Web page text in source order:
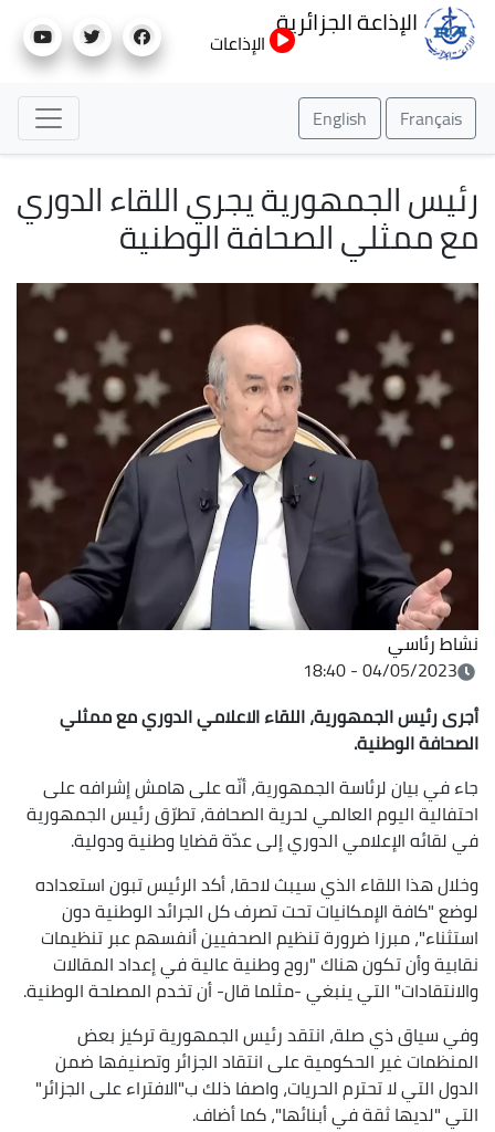
إلى
الإذاعة الجزائرية
الإذاعات
Français
English
رئيس الجمهورية يجري اللقاء الدوري
مع ممثلي الصحافة الوطنية
نشاط رئاسي
04/05/2023 - 18:40
أجرى رئيس الجمهورية، اللقاء الاعلامي الدوري مع ممثلي
الصحافة الوطنية.
جاء في بيان لرئاسة الجمهورية، أنّه على هامش إشرافه على
احتفالية اليوم العالمي لحرية الصحافة، تطرّق رئيس الجمهورية
في لقائه الإعلامي الدوري إلى عدّة قضايا وطنية ودولية.
وخلال هذا اللقاء الذي سيبث لاحقا، أكد الرئيس تبون استعداده
لوضع "كافة الإمكانيات تحت تصرف كل الجرائد الوطنية دون
استثناء"، مبرزا ضرورة تنظيم الصحفيين أنفسهم عبر تنظيمات
نقابية وأن تكون هناك "روح وطنية عالية في إعداد المقالات
والانتقادات" التي ينبغي -مثلما قال- أن تخدم المصلحة الوطنية.
وفي سياق ذي صلة، انتقد رئيس الجمهورية تركيز بعض
المنظمات غير الحكومية على انتقاد الجزائر وتصنيفها ضمن
الدول التي لا تحترم الحريات، واصفا ذلك ب"الافتراء على الجزائر"
التي "لديها ثقة في أبنائها"، كما أضاف.